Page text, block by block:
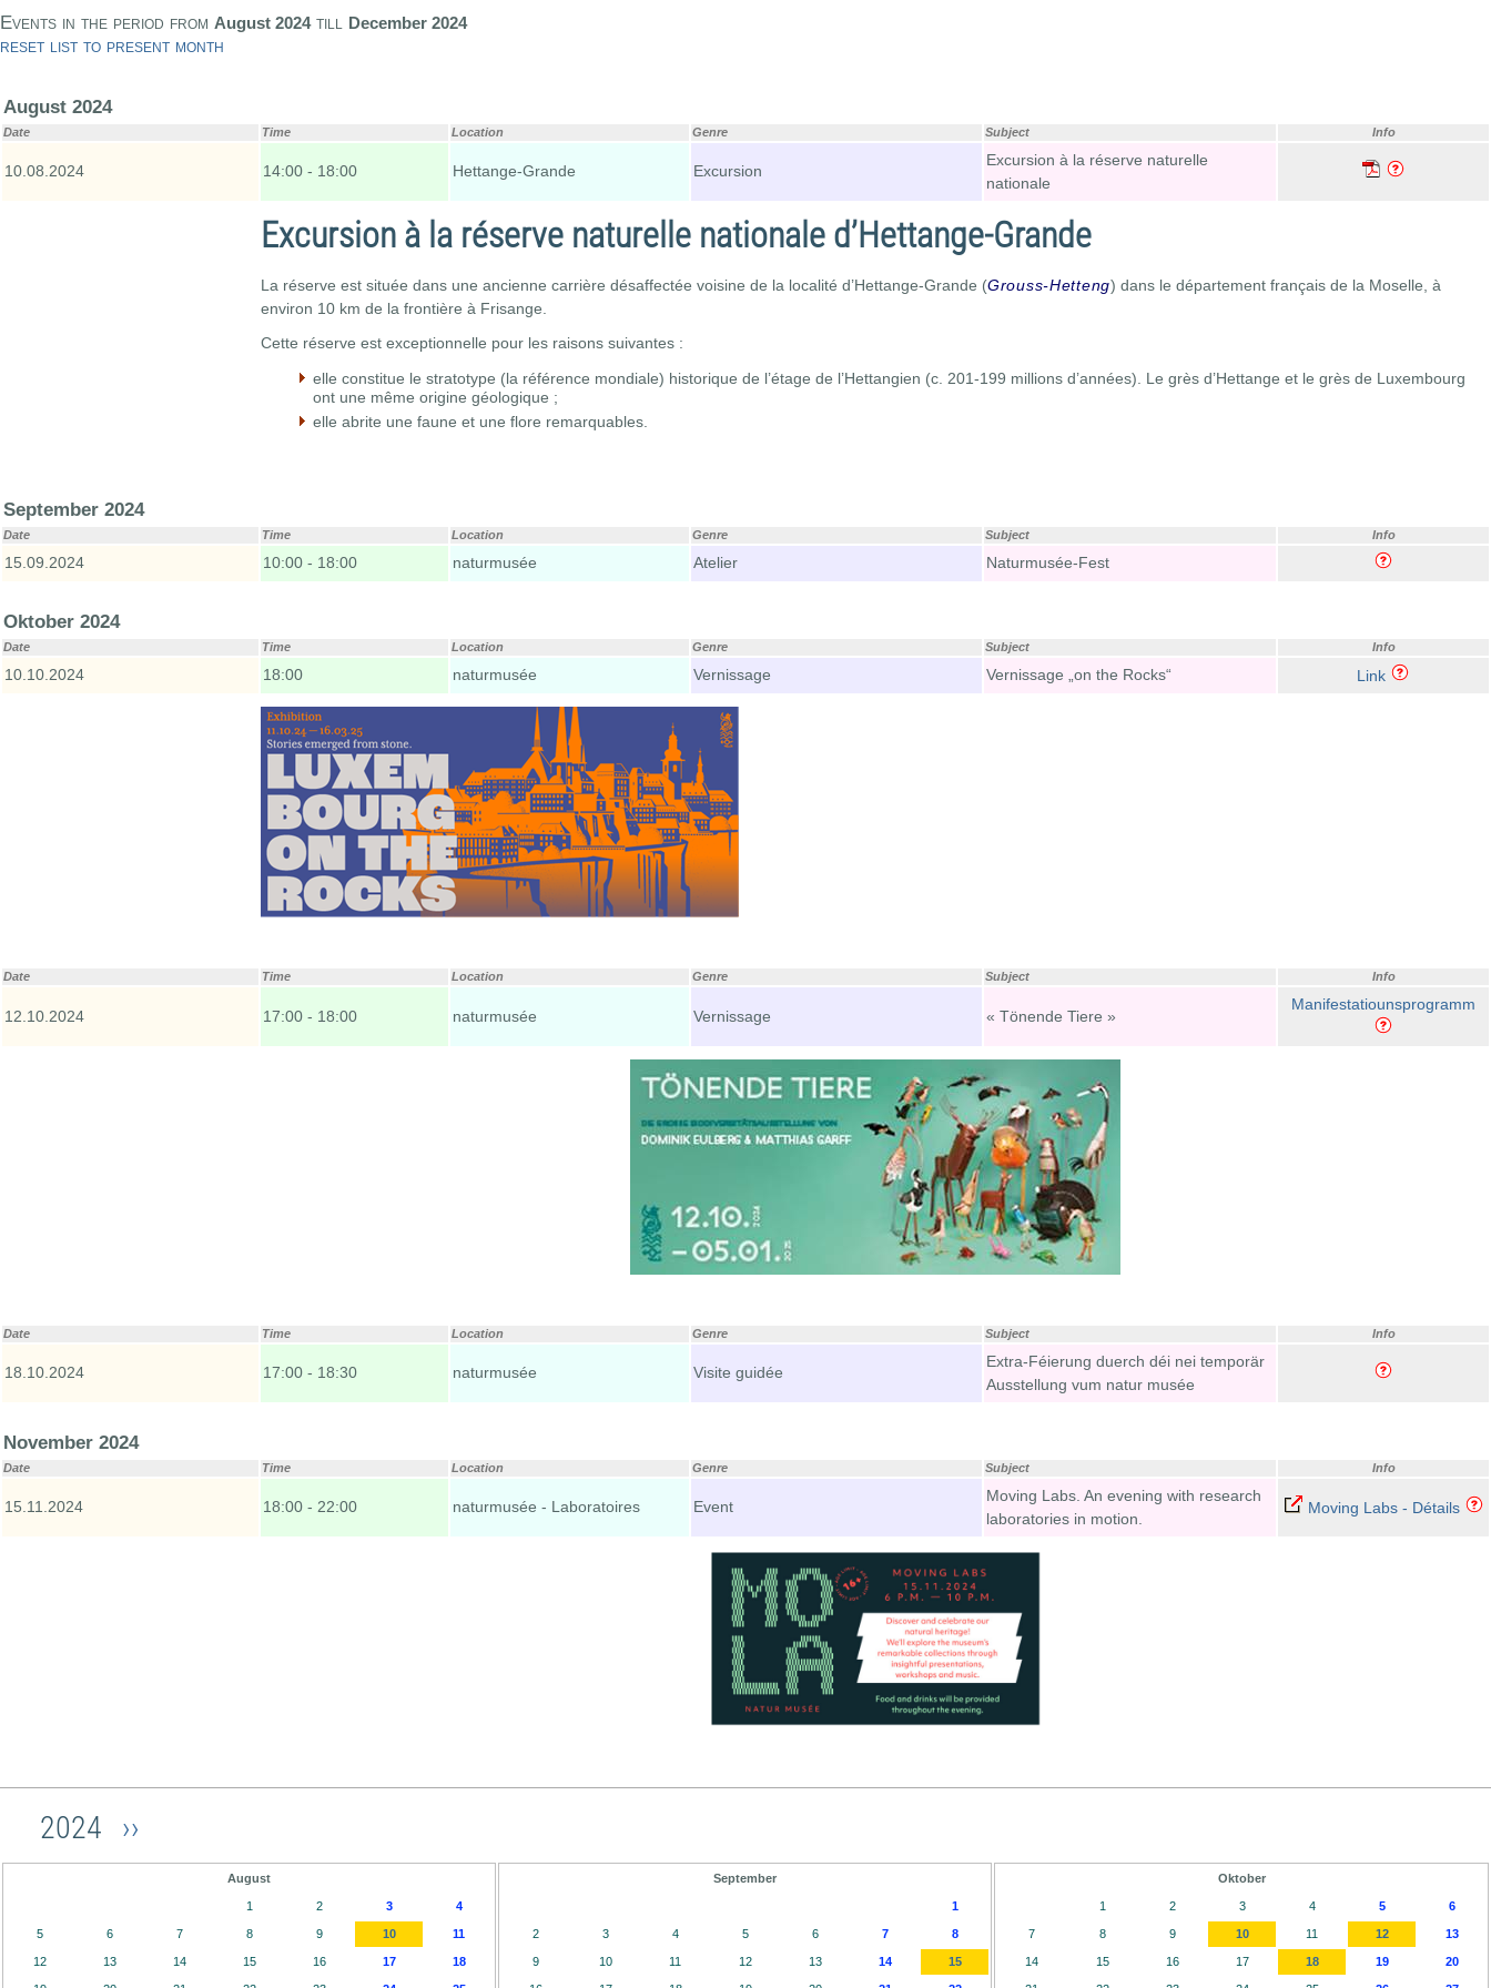
Events in the period from August 2024till December 2024
reset list to present month
August 2024
Date Time Location Genre Subject Info
10.08.2024 14:00 - 18:00 Hettange-Grande Excursion
Excursion à la réserve naturelle
nationale
Excursion à la réserve naturelle nationale d’Hettange-Grande
La réserve est située dans une ancienne carrière désaffectée voisine de la localité d’Hettange-Grande (Grouss-Hetteng) dans le département français de la Moselle, à
environ 10 km de la frontière à Frisange.
Cette réserve est exceptionnelle pour les raisons suivantes :
elle constitue le stratotype (la référence mondiale) historique de l’étage de l’Hettangien (c. 201-199 millions d’années). Le grès d’Hettange et le grès de Luxembourg
ont une même origine géologique ;
elle abrite une faune et une flore remarquables.
September 2024
Date Time Location Genre Subject Info
15.09.2024 10:00 - 18:00 naturmusée Atelier Naturmusée-Fest
Oktober 2024
Date Time Location Genre Subject Info
10.10.2024 18:00 naturmusée Vernissage Vernissage „on the Rocks“ Link
Date Time Location Genre Subject Info
12.10.2024 17:00 - 18:00 naturmusée Vernissage « Tönende Tiere »
Manifestatiounsprogramm
Date Time Location Genre Subject Info
18.10.2024 17:00 - 18:30 naturmusée Visite guidée
Extra-Féierung duerch déi nei temporär
Ausstellung vum natur musée
November 2024
Date Time Location Genre Subject Info
15.11.2024 18:00 - 22:00 naturmusée - Laboratoires Event
Moving Labs. An evening with research
laboratories in motion.
Moving Labs - Détails
2024 ››
August
1 2 3 4
5 6 7 8 9 10 11
12 13 14 15 16 17 18
September
1
2 3 4 5 6 7 8
9 10 11 12 13 14 15
Oktober
1 2 3 4 5 6
7 8 9 10 11 12 13
14 15 16 17 18 19 20